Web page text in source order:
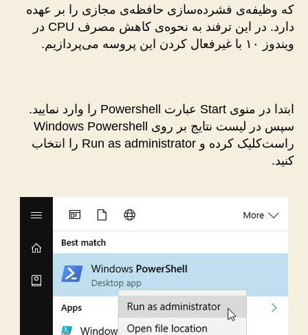
که وظیفه‌ی فشرده‌سازی حافظه‌ی مجازی را بر عهده
دارد. در این ترفند به نحوه‌ی کاهش مصرف CPU در
ویندوز ۱۰ با غیرفعال کردن این پروسه می‌پردازیم.
ابتدا در منوی Start عبارت Powershell را وارد نمایید.
سپس در لیست نتایج بر روی Windows Powershell
راست‌کلیک کرده و Run as administrator را انتخاب
کنید.